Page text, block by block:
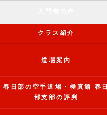
クラス紹介
道場案内
春日部の空手道場・極真館 春日
部支部の評判